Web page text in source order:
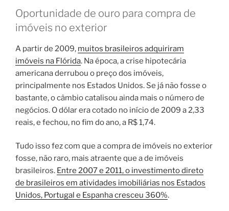
Oportunidade de ouro para compra de
imóveis no exterior
A partir de 2009, muitos brasileiros adquiriram
imóveis na Flórida. Na época, a crise hipotecária
americana derrubou o preço dos imóveis,
principalmente nos Estados Unidos. Se já não fosse o
bastante, o câmbio catalisou ainda mais o número de
negócios. O dólar era cotado no início de 2009 a 2,33
reais, e fechou, no fim do ano, a R$ 1,74.
Tudo isso fez com que a compra de imóveis no exterior
fosse, não raro, mais atraente que a de imóveis
brasileiros. Entre 2007 e 2011, o investimento direto
de brasileiros em atividades imobiliárias nos Estados
Unidos, Portugal e Espanha cresceu 360%.